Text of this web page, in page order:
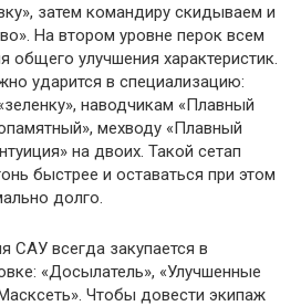
затем командиру скидываем и
На втором уровне перок всем
общего улучшения характеристик.
ударится в специализацию:
наводчикам «Плавный
мехводу «Плавный
на двоих. Такой сетап
быстрее и оставаться при этом
долго.
САУ всегда закупается в
«Досылатель», «Улучшенные
Чтобы довести экипаж